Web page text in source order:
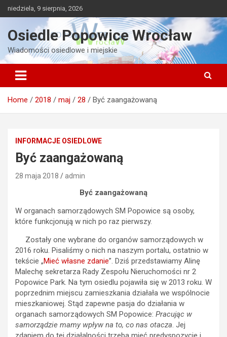
Skip
to
niedziela, 9 sierpnia, 2026
Osiedle Popowice Wrocław
Wiadomości osiedlowe i miejskie
Home 2018 maj 28 Być zaangażowaną
INFORMACJE OSIEDLOWE
Być zaangażowaną
28 maja 2018 admin
Być zaangażowaną
W organach samorządowych SM Popowice są osoby,
które funkcjonują w nich po raz pierwszy.
Zostały one wybrane do organów samorządowych w
2016 roku. Pisaliśmy o nich na naszym portalu, ostatnio w
tekście „Mieć własne zdanie”. Dziś przedstawiamy Alinę
Malechę sekretarza Rady Zespołu Nieruchomości nr 2
Popowice Park. Na tym osiedlu pojawiła się w 2013 roku. W
poprzednim miejscu zamieszkania działała we wspólnocie
mieszkaniowej. Stąd zapewne pasja do działania w
organach samorządowych SM Popowice: Pracując w
samorządzie mamy wpływ na to, co nas otacza. Jej